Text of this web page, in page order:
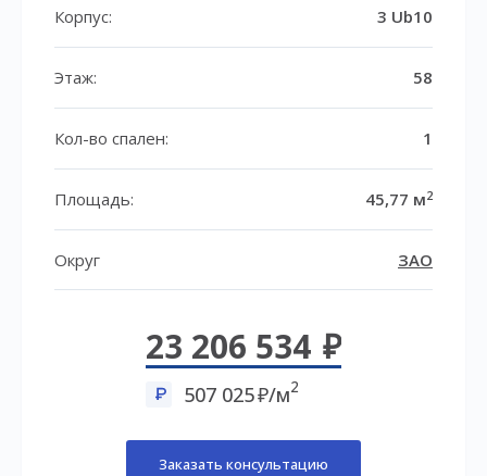
Корпус: 3 Ub10
Этаж: 58
Кол-во спален: 1
Площадь: 45,77 м2
Округ ЗАО
23 206 534
507 025 /м2
Заказать консультацию